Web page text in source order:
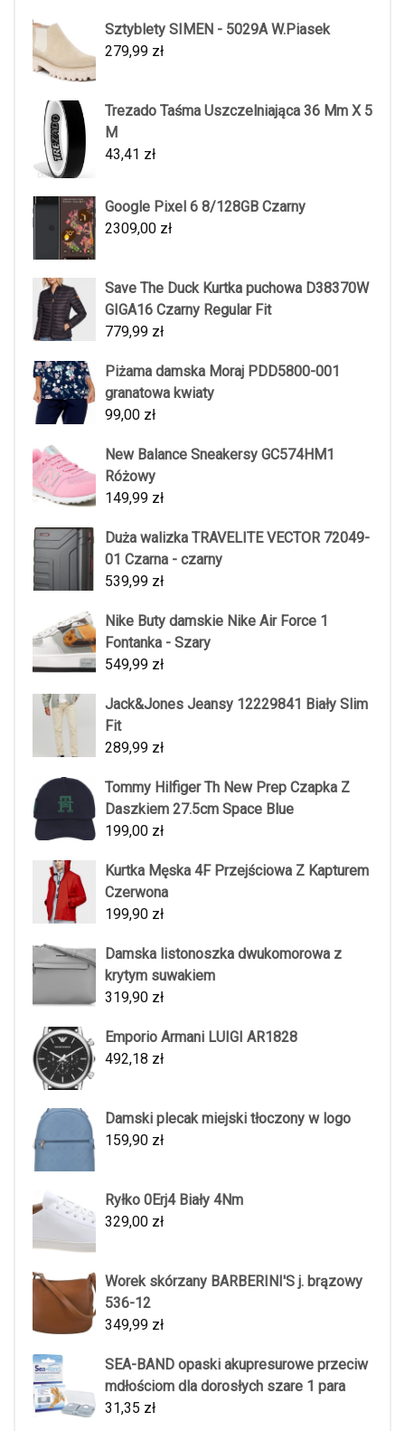
Sztyblety SIMEN - 5029A W.Piasek
279,99 zł
Trezado Taśma Uszczelniająca 36 Mm X 5
M
43,41 zł
Google Pixel 6 8/128GB Czarny
2309,00 zł
Save The Duck Kurtka puchowa D38370W
GIGA16 Czarny Regular Fit
779,99 zł
Piżama damska Moraj PDD5800-001
granatowa kwiaty
99,00 zł
New Balance Sneakersy GC574HM1
Różowy
149,99 zł
Duża walizka TRAVELITE VECTOR 72049-
01 Czarna - czarny
539,99 zł
Nike Buty damskie Nike Air Force 1
Fontanka - Szary
549,99 zł
Jack&Jones Jeansy 12229841 Biały Slim
Fit
289,99 zł
Tommy Hilfiger Th New Prep Czapka Z
Daszkiem 27.5cm Space Blue
199,00 zł
Kurtka Męska 4F Przejściowa Z Kapturem
Czerwona
199,90 zł
Damska listonoszka dwukomorowa z
krytym suwakiem
319,90 zł
Emporio Armani LUIGI AR1828
492,18 zł
Damski plecak miejski tłoczony w logo
159,90 zł
Ryłko 0Erj4 Biały 4Nm
329,00 zł
Worek skórzany BARBERINI'S j. brązowy
536-12
349,99 zł
SEA-BAND opaski akupresurowe przeciw
mdłościom dla dorosłych szare 1 para
31,35 zł